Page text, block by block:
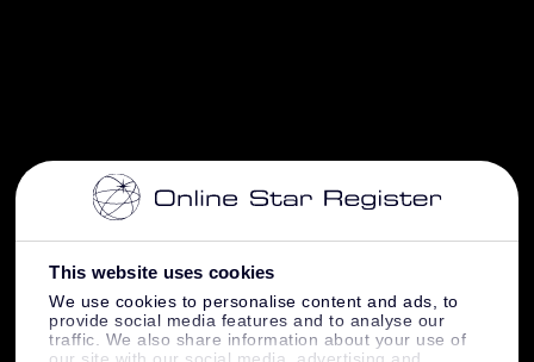
This website uses cookies
We use cookies to personalise content and ads, to
provide social media features and to analyse our
traffic. We also share information about your use of
our site with our social media, advertising and